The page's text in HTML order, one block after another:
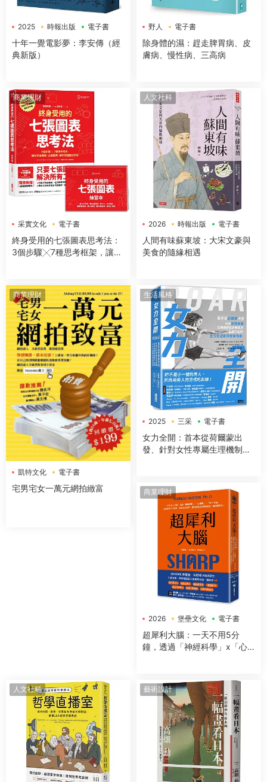
2025 時報出版 電子書
十年一覺電影夢：李安傳（經
典新版）
野人 電子書
除身體的濕：趕走脾胃病、皮
膚病、慢性病、三高病
商業理財
采實文化 電子書
終身受用的七張圖表思考法：
3個步驟╳7種思考框架，讓你
表練習本】
人文社科
2026 時報出版 電子書
人間有味蘇東坡：大宋文豪與
美食的隨緣相遇
商業理財
凱特文化 電子書
宅男宅女一萬元網拍緻富
生活風格
2025 三采 電子書
女力全開：首本從荷爾蒙出
發、針對女性專屬生理機制與
商業理財
2026 堡壘文化 電子書
超犀利大腦：一天不用5分
鐘，透過「神經科學」x「心
讓大腦潛能發揮到極緻，變得
超犀利！
人文社科 藝術設計